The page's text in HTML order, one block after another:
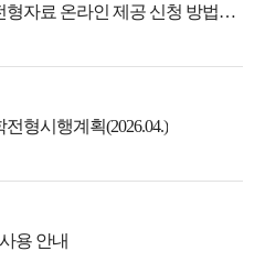
2027학년도 검정고시 대입전형자료 온라인 제공 신청 방법 안내
형시행계획(2026.04.)
용 안내